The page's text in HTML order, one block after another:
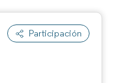
Participación